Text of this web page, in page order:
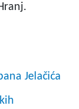
Jelačića